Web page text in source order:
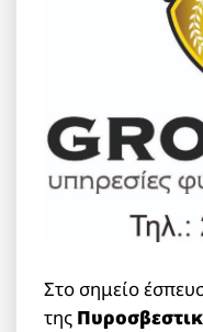
Στο σημείο
της